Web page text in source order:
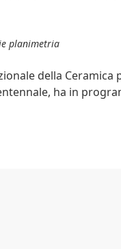
planimetria
della
ha in